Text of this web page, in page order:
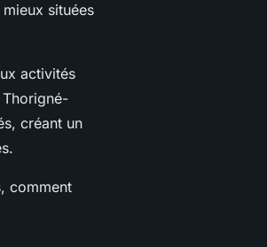
situées
activités
créant un
comment